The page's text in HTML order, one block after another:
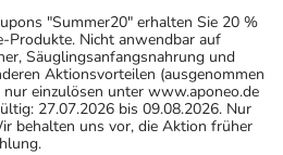
"Summer20" erhalten Sie 20 %
Produkte. Nicht anwendbar auf
Säuglingsanfangsnahrung und
Aktionsvorteilen (ausgenommen
einzulösen unter www.aponeo.de
27.07.2026 bis 09.08.2026. Nur
behalten uns vor, die Aktion früher